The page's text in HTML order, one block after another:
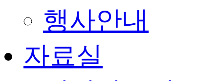
행사안내
자료실